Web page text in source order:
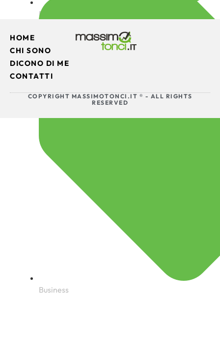
Business
Business
HOME
CHI SONO
DICONO DI ME
CONTATTI
COPYRIGHT MASSIMOTONCI.IT ® - ALL RIGHTS
RESERVED